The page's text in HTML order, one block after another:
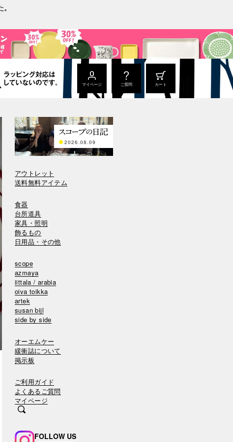
マイページ ご質問 カート
2026.08.09
アウトレット
送料無料アイテム
食器
台所道具
家具・照明
飾るもの
日用品・その他
scope
azmaya
iittala / arabia
oiva toikka
artek
susan bijl
side by side
オーエムケー
緩衝誌について
掲示板
ご利用ガイド
よくあるご質問
マイページ
FOLLOW US